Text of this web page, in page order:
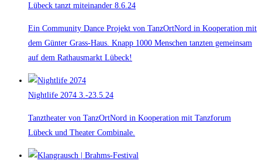
Lübeck tanzt miteinander 8.6.24
Ein Community Dance Projekt von TanzOrtNord in Kooperation mit
dem Günter Grass-Haus. Knapp 1000 Menschen tanzten gemeinsam
auf dem Rathausmarkt Lübeck!
Nightlife 2074 3.-23.5.24
Tanztheater von TanzOrtNord in Kooperation mit Tanzforum
Lübeck und Theater Combinale.